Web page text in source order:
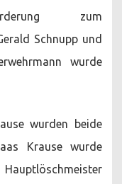
zum
Schnupp und
wurde
wurden beide
Krause wurde